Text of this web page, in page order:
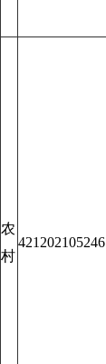
农
村
421202105246